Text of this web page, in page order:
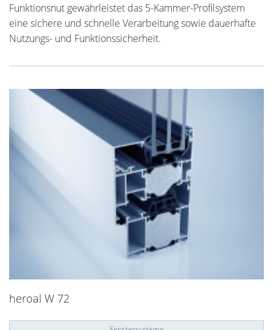
Funktionsnut gewährleistet das 5-Kammer-Profilsystem
eine sichere und schnelle Verarbeitung sowie dauerhafte
Nutzungs- und Funktionssicherheit.
heroal W 72